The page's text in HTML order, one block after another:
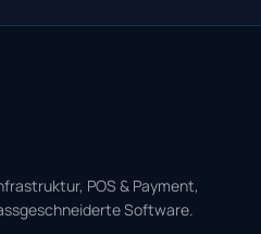
POS & Payment,
Software.